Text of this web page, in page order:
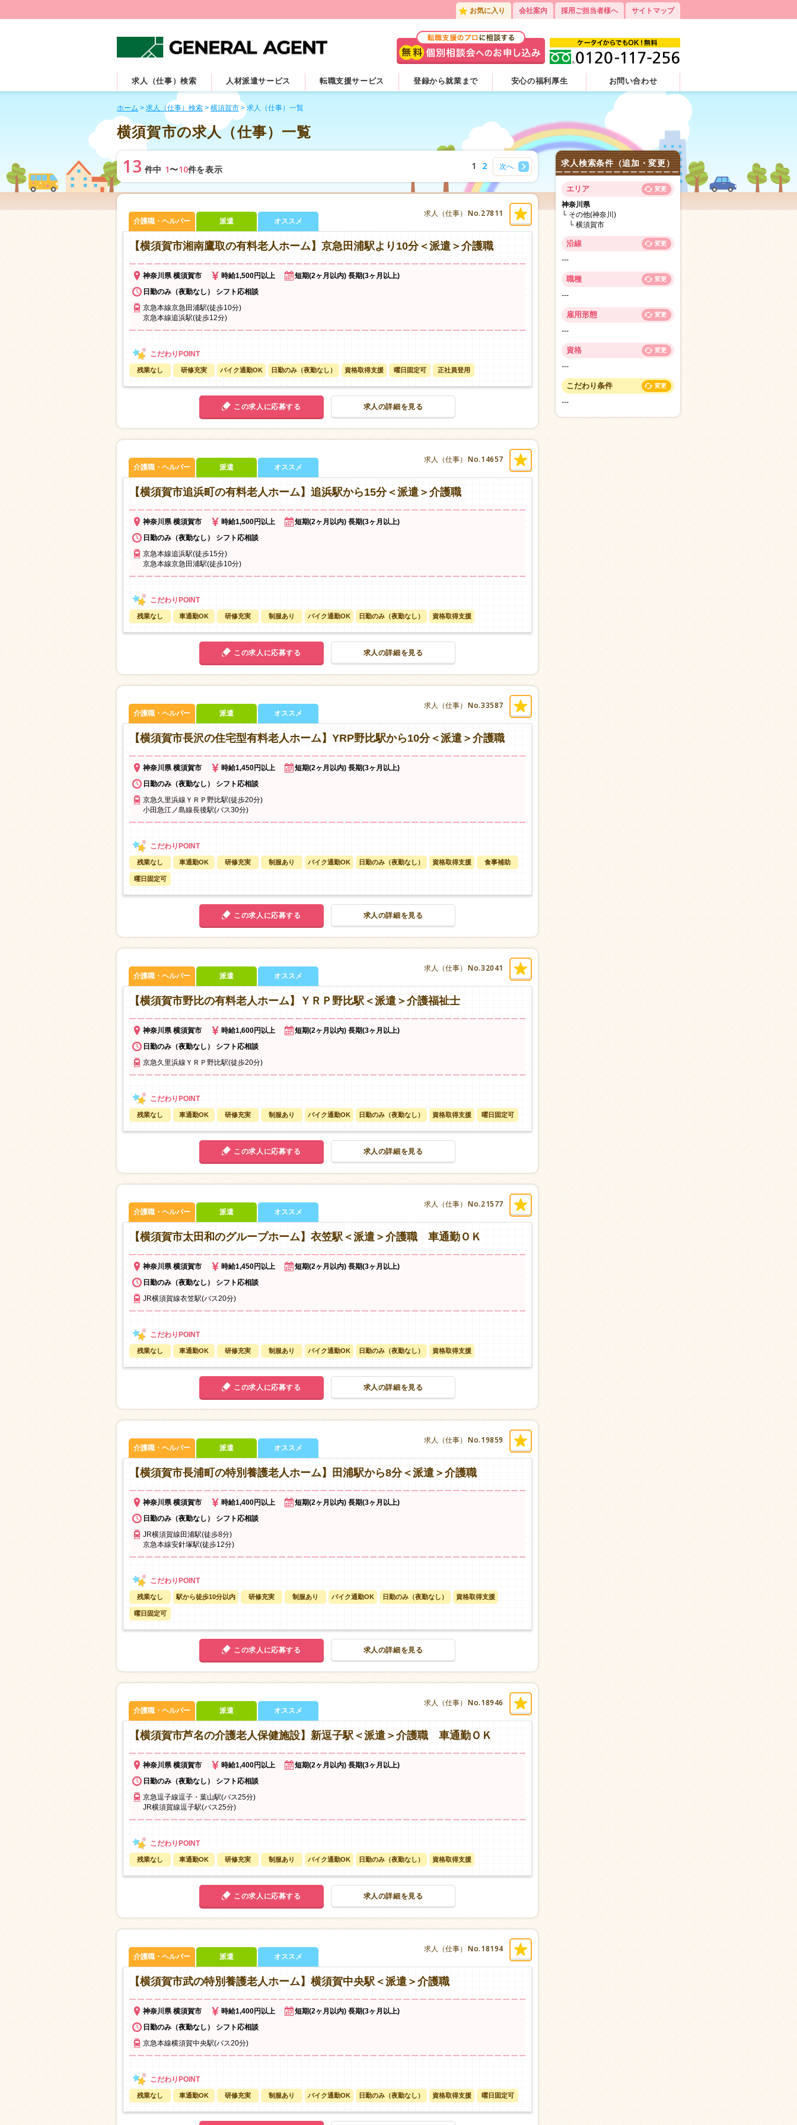
お気に入り 会社案内 採用ご担当者様へ サイトマップ
求人（仕事）検索 人材派遣サービス 転職支援サービス 登録から就業まで 安心の福利厚生 お問い合わせ
ホーム > 求人（仕事）検索 > 横須賀市 >求人（仕事）一覧
横須賀市の求人（仕事）一覧
13 件中 1〜10件を表示 1 2 次へ
求人（仕事） No.27811
介護職・ヘルパー 派遣 オススメ
【横須賀市湘南鷹取の有料老人ホーム】京急田浦駅より10分＜派遣＞介護職
神奈川県 横須賀市 時給1,500円以上
短期(2ヶ月以内) 長期(3ヶ月以上)
日勤のみ（夜勤なし） シフト応相談
京急本線京急田浦駅(徒歩10分)
京急本線追浜駅(徒歩12分)
残業なし 研修充実 バイク通勤OK 日勤のみ（夜勤なし） 資格取得支援 曜日固定可 正社員登用
この求人に応募する 求人の詳細を見る
求人（仕事） No.14657
介護職・ヘルパー 派遣 オススメ
【横須賀市追浜町の有料老人ホーム】追浜駅から15分＜派遣＞介護職
神奈川県 横須賀市 時給1,500円以上
短期(2ヶ月以内) 長期(3ヶ月以上)
日勤のみ（夜勤なし） シフト応相談
京急本線追浜駅(徒歩15分)
京急本線京急田浦駅(徒歩10分)
残業なし 車通勤OK 研修充実 制服あり バイク通勤OK 日勤のみ（夜勤なし） 資格取得支援
この求人に応募する 求人の詳細を見る
求人（仕事） No.33587
介護職・ヘルパー 派遣 オススメ
【横須賀市長沢の住宅型有料老人ホーム】YRP野比駅から10分＜派遣＞介護職
神奈川県 横須賀市 時給1,450円以上
短期(2ヶ月以内) 長期(3ヶ月以上)
日勤のみ（夜勤なし） シフト応相談
京急久里浜線ＹＲＰ野比駅(徒歩20分)
小田急江ノ島線長後駅(バス30分)
残業なし 車通勤OK 研修充実 制服あり バイク通勤OK 日勤のみ（夜勤なし） 資格取得支援 食事補助
曜日固定可
この求人に応募する 求人の詳細を見る
求人（仕事） No.32041
介護職・ヘルパー 派遣 オススメ
【横須賀市野比の有料老人ホーム】ＹＲＰ野比駅＜派遣＞介護福祉士
神奈川県 横須賀市 時給1,600円以上
短期(2ヶ月以内) 長期(3ヶ月以上)
日勤のみ（夜勤なし） シフト応相談
京急久里浜線ＹＲＰ野比駅(徒歩20分)
残業なし 車通勤OK 研修充実 制服あり バイク通勤OK 日勤のみ（夜勤なし） 資格取得支援 曜日固定可
この求人に応募する 求人の詳細を見る
求人（仕事） No.21577
介護職・ヘルパー 派遣 オススメ
【横須賀市太田和のグループホーム】衣笠駅＜派遣＞介護職 車通勤ＯＫ
神奈川県 横須賀市 時給1,450円以上
短期(2ヶ月以内) 長期(3ヶ月以上)
日勤のみ（夜勤なし） シフト応相談
JR横須賀線衣笠駅(バス20分)
残業なし 車通勤OK 研修充実 制服あり バイク通勤OK 日勤のみ（夜勤なし） 資格取得支援
この求人に応募する 求人の詳細を見る
求人（仕事） No.19859
介護職・ヘルパー 派遣 オススメ
【横須賀市長浦町の特別養護老人ホーム】田浦駅から8分＜派遣＞介護職
神奈川県 横須賀市 時給1,400円以上
短期(2ヶ月以内) 長期(3ヶ月以上)
日勤のみ（夜勤なし） シフト応相談
JR横須賀線田浦駅(徒歩8分)
京急本線安針塚駅(徒歩12分)
残業なし 駅から徒歩10分以内 研修充実 制服あり バイク通勤OK 日勤のみ（夜勤なし） 資格取得支援
曜日固定可
この求人に応募する 求人の詳細を見る
求人（仕事） No.18946
介護職・ヘルパー 派遣 オススメ
【横須賀市芦名の介護老人保健施設】新逗子駅＜派遣＞介護職 車通勤ＯＫ
神奈川県 横須賀市 時給1,400円以上
短期(2ヶ月以内) 長期(3ヶ月以上)
日勤のみ（夜勤なし） シフト応相談
京急逗子線逗子・葉山駅(バス25分)
JR横須賀線逗子駅(バス25分)
残業なし 車通勤OK 研修充実 制服あり バイク通勤OK 日勤のみ（夜勤なし） 資格取得支援
この求人に応募する 求人の詳細を見る
求人（仕事） No.18194
介護職・ヘルパー 派遣 オススメ
【横須賀市武の特別養護老人ホーム】横須賀中央駅＜派遣＞介護職
神奈川県 横須賀市 時給1,400円以上
短期(2ヶ月以内) 長期(3ヶ月以上)
日勤のみ（夜勤なし） シフト応相談
京急本線横須賀中央駅(バス20分)
残業なし 車通勤OK 研修充実 制服あり バイク通勤OK 日勤のみ（夜勤なし） 資格取得支援 曜日固定可
求人検索条件（追加・変更）
エリア 変更
神奈川県
その他(神奈川)
横須賀市
沿線 変更
---
職種 変更
---
雇用形態 変更
---
資格 変更
---
こだわり条件 変更
---